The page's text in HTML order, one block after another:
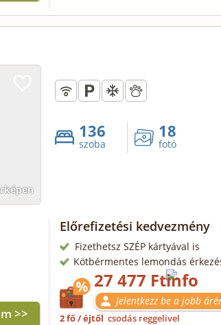
136
szoba
18
fotó
>>
Előrefizetési kedvezmény
Fizethetsz SZÉP kártyával is
Kötbérmentes lemondás
27 477 Ft
Jelentkezz be a jobb
2 fő / éjtől csodás reggelivel